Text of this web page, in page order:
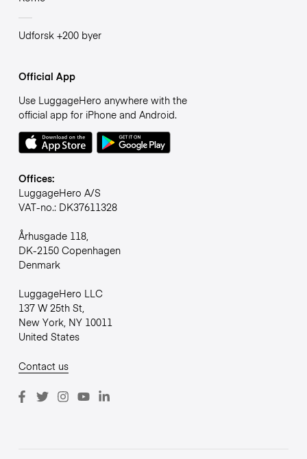
Udforsk +200 byer
Official App
Use LuggageHero anywhere with the
official app for iPhone and Android.
Offices:
LuggageHero A/S
VAT-no.: DK37611328
Århusgade 118,
DK-2150 Copenhagen
Denmark
LuggageHero LLC
137 W 25th St,
New York, NY 10011
United States
Contact us